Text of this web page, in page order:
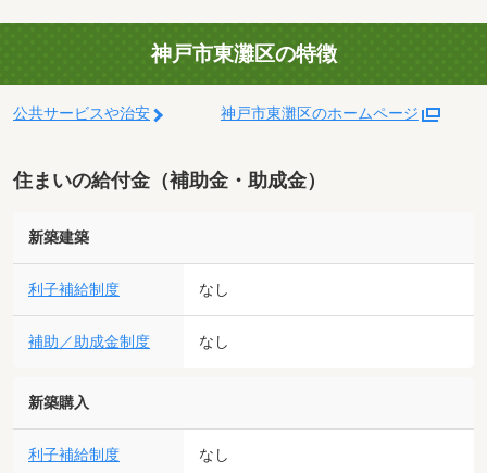
神戸市東灘区の特徴
公共サービスや治安 神戸市東灘区のホームページ
住まいの給付金（補助金・助成金）
新築建築
利子補給制度 なし
補助／助成金制度 なし
新築購入
利子補給制度 なし